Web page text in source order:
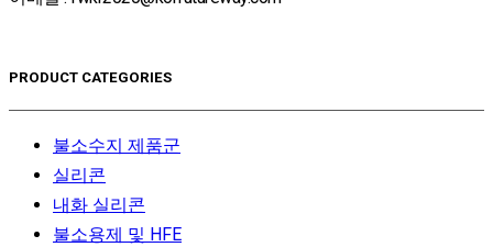
PRODUCT CATEGORIES
불소수지 제품군
실리콘
내화 실리콘
불소용제 및 HFE